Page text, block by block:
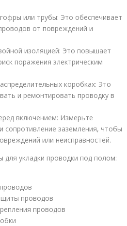
или трубы: Это обеспечивает
от повреждений и
изоляцией: Это повышает
поражения электрическим
коробках: Это
и ремонтировать проводку в
включением: Измерьте
сопротивление заземления, чтобы
или неисправностей.
для укладки проводки под полом:
проводов
проводов